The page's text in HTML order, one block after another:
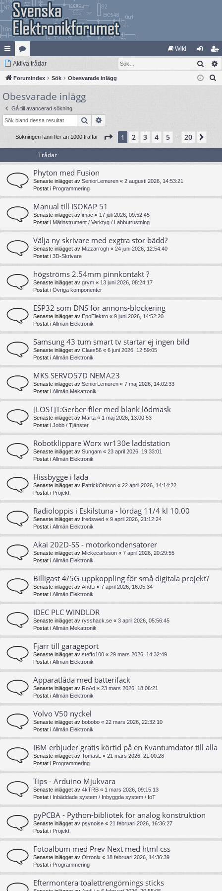
na
bb
lä
nk
ar
at
eg
ori
er
Wiki
og
ga
li
m
Aktiva trådar Sök
Forumindex Sök Obesvarade inlägg
Obesvarade inlägg
Gå till avancerad sökning
Sök
Sökningen fann fler än 1000 träffar Sida 1av20
1 2 3 4 5 20
Trådar
Phyton med Fusion
Senaste inlägget av SeniorLemuren « 2 augusti 2026, 14:53:21
Postat i Programmering
Manual till ISOKAP 51
Senaste inlägget av imac « 17 juli 2026, 09:52:45
Postat i Mätinstrument / Verktyg / Labbutrustning
Välja ny skrivare med exgtra stor bädd?
Senaste inlägget av Mizzarrogh « 24 juni 2026, 12:54:40
Postat i 3D-Skrivare
högströms 2.54mm pinnkontakt ?
Senaste inlägget av grym « 13 juni 2026, 08:24:17
Postat i Övriga komponenter
ESP32 som DNS för annons-blockering
Senaste inlägget av EpoElektro « 9 juni 2026, 14:52:20
Postat i Allmän Elektronik
Samsung 43 tum smart tv startar ej ingen bild
Senaste inlägget av Claes56 « 6 juni 2026, 12:59:05
Postat i Allmän Elektronik
MKS SERVO57D NEMA23
Senaste inlägget av SeniorLemuren « 7 maj 2026, 14:02:33
Postat i Allmän Mekatronik
[LÖST]T:Gerber-filer med blank lödmask
Senaste inlägget av Marta « 1 maj 2026, 13:00:53
Postat i Jobb / Tjänster
Robotklippare Worx wr130e laddstation
Senaste inlägget av Sungam « 23 april 2026, 19:33:01
Postat i Allmän Elektronik
Hissbygge i lada
Senaste inlägget av PatrickOhlson « 22 april 2026, 14:14:22
Postat i Projekt
Radioloppis i Eskilstuna - lördag 11/4 kl 10.00
Senaste inlägget av fredswed « 9 april 2026, 21:12:24
Postat i Allmän Elektronik
Akai 202D-SS - motorkondensatorer
Senaste inlägget av Mickecarlsson « 7 april 2026, 20:29:55
Postat i Allmän Elektronik
Billigast 4/5G-uppkoppling för små digitala projekt?
Senaste inlägget av AndLi « 7 april 2026, 16:05:34
Postat i Allmän Elektronik
IDEC PLC WINDLDR
Senaste inlägget av rysshack.se « 3 april 2026, 05:56:45
Postat i Allmän Mekatronik
Fjärr till garageport
Senaste inlägget av steffo100 « 29 mars 2026, 14:32:49
Postat i Allmän Elektronik
Apparatlåda med batterifack
Senaste inlägget av RoAd « 23 mars 2026, 18:06:21
Postat i Allmän Elektronik
Volvo V50 nyckel
Senaste inlägget av bobobo « 22 mars 2026, 22:32:10
Postat i Allmän Elektronik
IBM erbjuder gratis körtid på en Kvantumdator till alla
Senaste inlägget av TomasL « 21 mars 2026, 21:00:28
Postat i Programmering
Tips - Arduino Mjukvara
Senaste inlägget av 4kTRB « 1 mars 2026, 09:15:13
Postat i Inbäddade system / Inbyggda system / IoT
pyPCBA - Python-bibliotek för analog konstruktion
Senaste inlägget av psynoise « 21 februari 2026, 16:36:27
Postat i Projekt
Fotoalbum med Prev Next med html css
Senaste inlägget av Oltronix « 18 februari 2026, 14:36:39
Postat i Programmering
Eftermontera toalettrengörnings sticks